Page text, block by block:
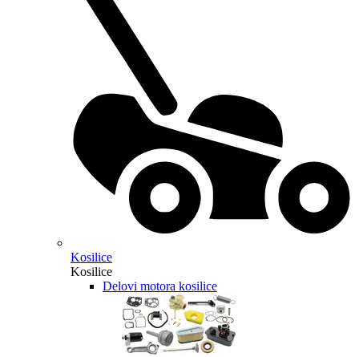
Kosilice
Kosilice
Delovi motora kosilice